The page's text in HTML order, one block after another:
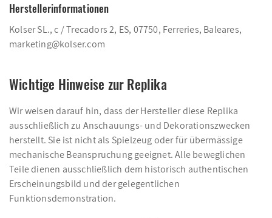
Herstellerinformationen
Kolser SL., c / Trecadors 2, ES, 07750, Ferreries, Baleares,
marketing@kolser.com
Wichtige Hinweise zur Replika
Wir weisen darauf hin, dass der Hersteller diese Replika
ausschließlich zu Anschauungs- und Dekorationszwecken
herstellt. Sie ist nicht als Spielzeug oder für übermässige
mechanische Beanspruchung geeignet. Alle beweglichen
Teile dienen ausschließlich dem historisch authentischen
Erscheinungsbild und der gelegentlichen
Funktionsdemonstration.